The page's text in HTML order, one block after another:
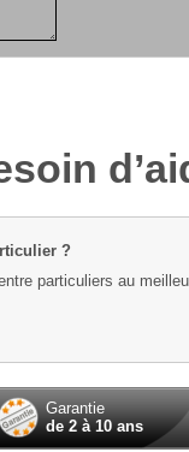
?
particuliers au
Garantie
de 2 à 10 ans